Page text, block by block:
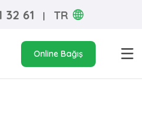
32 61 | TR
Online Bağış